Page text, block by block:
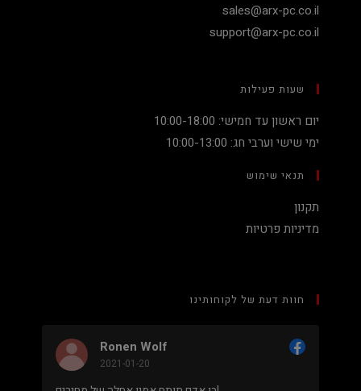
sales@arx-pc.co.il
support@arx-pc.co.il
שעות פעילות
יום ראשון עד חמישי: 10:00-18:00
ימי שישי וערבי חג: 10:00-13:00
תנאי שימוש
תקנון
מדיניות פרטיות
חוות דעת של לקוחותינו
Ronen Wolf
2021-01-20